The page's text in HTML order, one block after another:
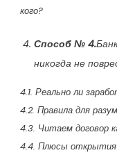
кого?
Способ № 4.
никогда не
4.1. Реально ли
4.2. Правила для
4.3. Читаем договор
4.4. Плюсы открытия